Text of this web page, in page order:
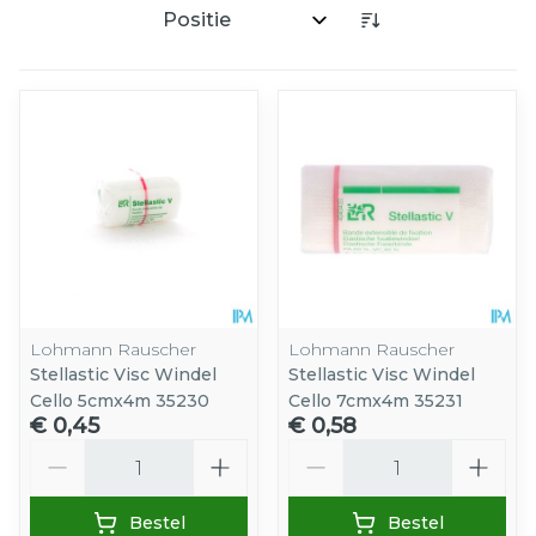
Sorteer op:
Lohmann Rauscher
Stellastic Visc Windel
Cello 5cmx4m 35230
€ 0,45
Bestel
Lohmann Rauscher
Stellastic Visc Windel
Cello 7cmx4m 35231
€ 0,58
Bestel